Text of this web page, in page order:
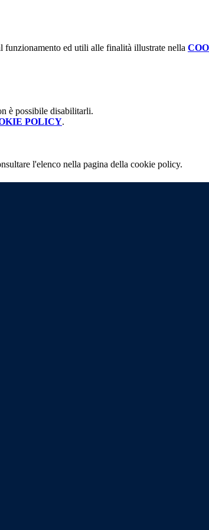
funzionamento ed utili alle finalità illustrate nella
è possibile disabilitarli.
POLICY.
l'elenco nella pagina della cookie policy.